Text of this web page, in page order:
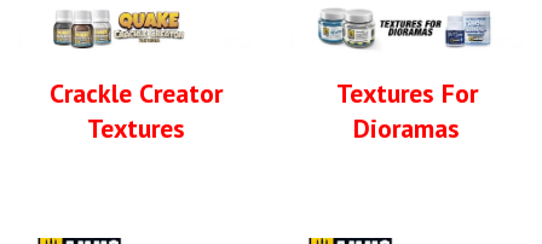
Crackle Creator
Textures
Textures For
Dioramas